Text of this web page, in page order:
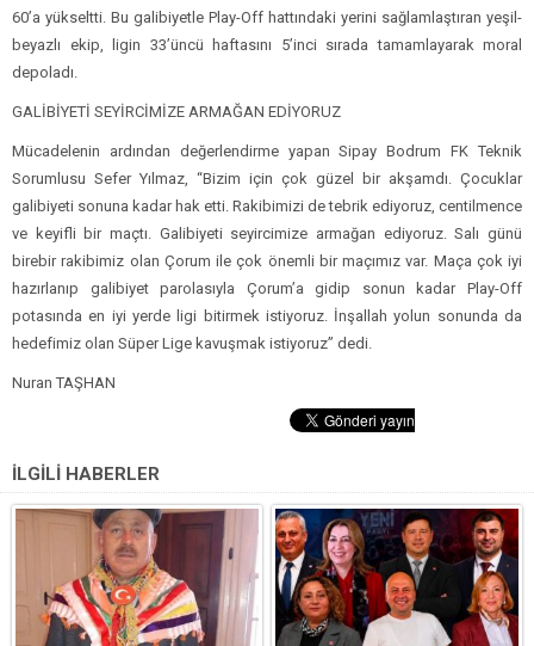
60’a yükseltti. Bu galibiyetle Play-Off hattındaki yerini sağlamlaştıran yeşil-
beyazlı ekip, ligin 33’üncü haftasını 5’inci sırada tamamlayarak moral
depoladı.
GALİBİYETİ SEYİRCİMİZE ARMAĞAN EDİYORUZ
Mücadelenin ardından değerlendirme yapan Sipay Bodrum FK Teknik
Sorumlusu Sefer Yılmaz, “Bizim için çok güzel bir akşamdı. Çocuklar
galibiyeti sonuna kadar hak etti. Rakibimizi de tebrik ediyoruz, centilmence
ve keyifli bir maçtı. Galibiyeti seyircimize armağan ediyoruz. Salı günü
birebir rakibimiz olan Çorum ile çok önemli bir maçımız var. Maça çok iyi
hazırlanıp galibiyet parolasıyla Çorum’a gidip sonun kadar Play-Off
potasında en iyi yerde ligi bitirmek istiyoruz. İnşallah yolun sonunda da
hedefimiz olan Süper Lige kavuşmak istiyoruz” dedi.
Nuran TAŞHAN
İLGİLİ HABERLER